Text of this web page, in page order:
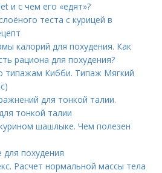
и с чем его «едят»?
теста с курицей в
калорий для похудения. Как
рациона для похудения?
типажам Кибби. Типаж Мягкий
для тонкой талии.
тонкой талии
шашлыке. Чем полезен
похудения
Расчет нормальной массы тела